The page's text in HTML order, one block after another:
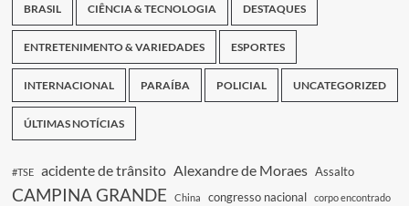
BRASIL CIÊNCIA & TECNOLOGIA DESTAQUES
ENTRETENIMENTO & VARIEDADES ESPORTES
INTERNACIONAL PARAÍBA POLICIAL UNCATEGORIZED
ÚLTIMAS NOTÍCIAS
#TSE acidente de trânsito Alexandre de Moraes Assalto
CAMPINA GRANDE China congresso nacional corpo encontrado